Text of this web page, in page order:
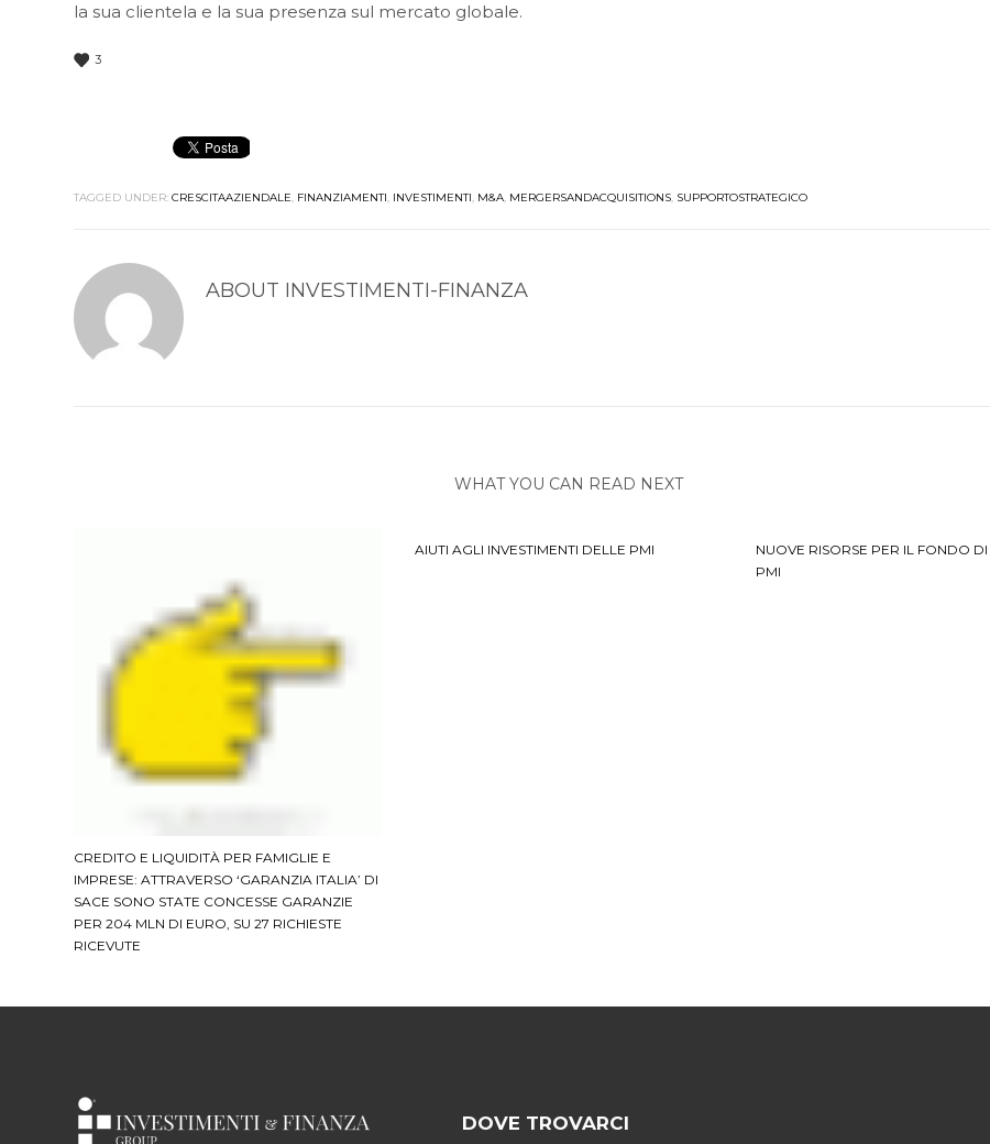
la sua clientela e la sua presenza sul mercato globale.
3
TAGGED UNDER: CRESCITAAZIENDALE, FINANZIAMENTI, INVESTIMENTI, M&A, MERGERSANDACQUISITIONS, SUPPORTOSTRATEGICO
ABOUT INVESTIMENTI-FINANZA
WHAT YOU CAN READ NEXT
CREDITO E LIQUIDITÀ PER FAMIGLIE E
IMPRESE: ATTRAVERSO ‘GARANZIA ITALIA’ DI
SACE SONO STATE CONCESSE GARANZIE
PER 204 MLN DI EURO, SU 27 RICHIESTE
RICEVUTE
AIUTI AGLI INVESTIMENTI DELLE PMI
NUOVE RISORSE PER IL FONDO
PMI
DOVE TROVARCI